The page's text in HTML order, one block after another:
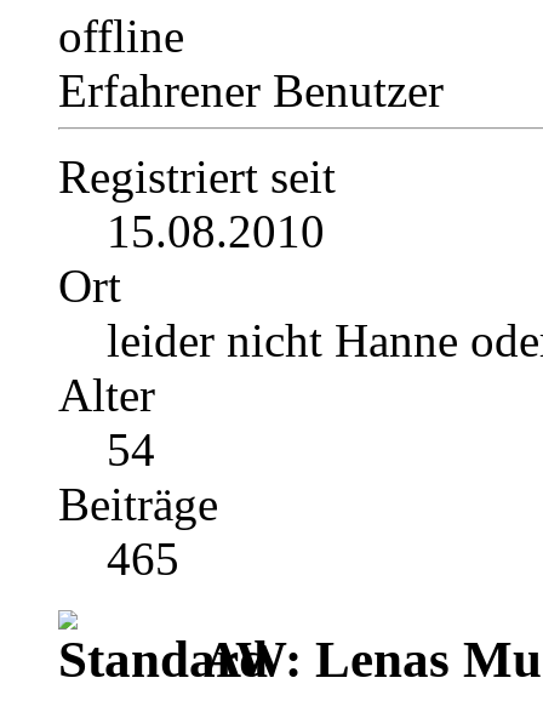
Erfahrener Benutzer
Registriert seit
15.08.2010
Ort
leider nicht Hanne
Alter
54
Beiträge
465
AW: Lenas